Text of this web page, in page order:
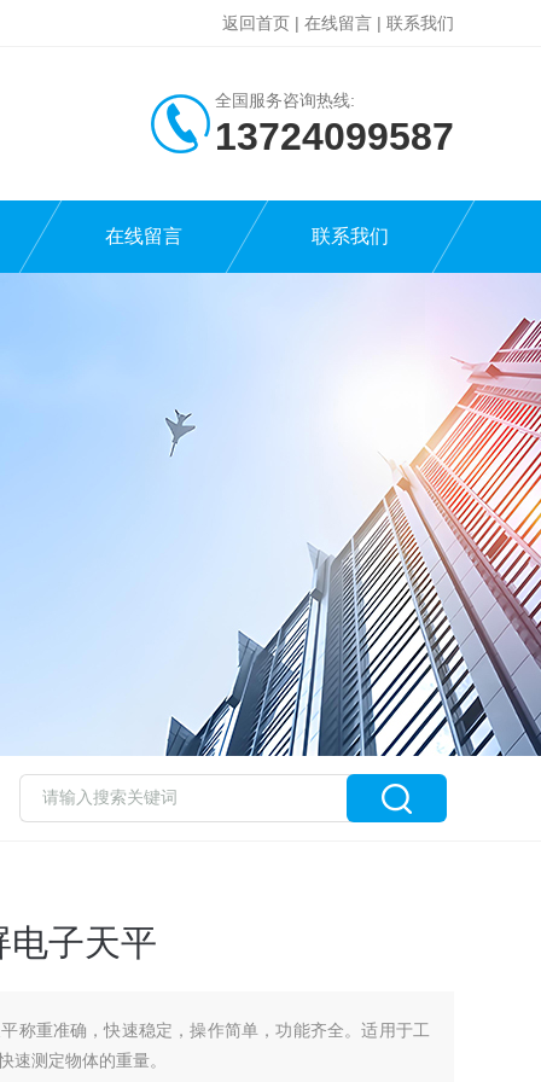
返回首页 | 在线留言 | 联系我们
全国服务咨询热线:
13724099587
在线留言 联系我们
电子天平
称重准确，快速稳定，操作简单，功能齐全。适用于工
速测定物体的重量。